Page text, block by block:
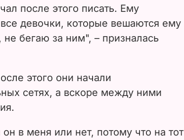
после этого писать. Ему
девочки, которые вешаются ему
бегаю за ним", – призналась
этого они начали
сетях, а вскоре между ними
в меня или нет, потому что на тот